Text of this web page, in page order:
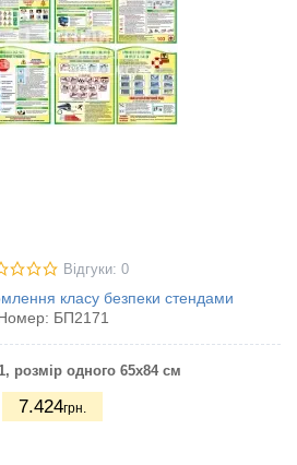
Відгуки: 0
класу безпеки стендами
БП2171
, розмір одного 65х84 см
7.424грн.